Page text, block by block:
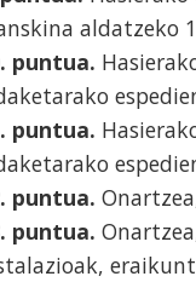
aldatzeko
puntua.
puntua.
puntua.
puntua.